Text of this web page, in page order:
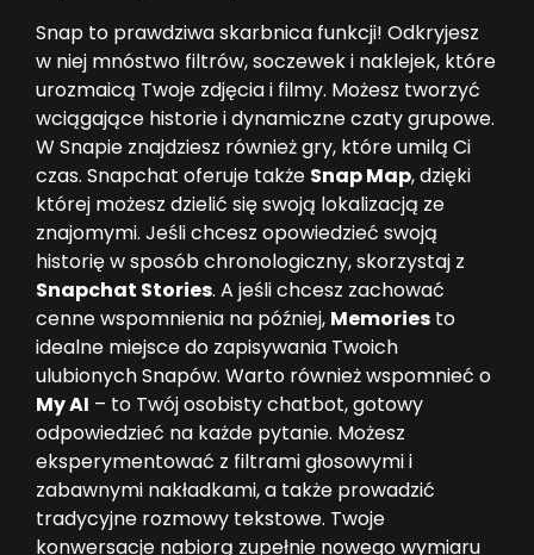
Snap to prawdziwa skarbnica funkcji! Odkryjesz
w niej mnóstwo filtrów, soczewek i naklejek, które
urozmaicą Twoje zdjęcia i filmy. Możesz tworzyć
wciągające historie i dynamiczne czaty grupowe.
W Snapie znajdziesz również gry, które umilą Ci
czas. Snapchat oferuje także Snap Map, dzięki
której możesz dzielić się swoją lokalizacją ze
znajomymi. Jeśli chcesz opowiedzieć swoją
historię w sposób chronologiczny, skorzystaj z
Snapchat Stories. A jeśli chcesz zachować
cenne wspomnienia na później, Memories to
idealne miejsce do zapisywania Twoich
ulubionych Snapów. Warto również wspomnieć o
My AI – to Twój osobisty chatbot, gotowy
odpowiedzieć na każde pytanie. Możesz
eksperymentować z filtrami głosowymi i
zabawnymi nakładkami, a także prowadzić
tradycyjne rozmowy tekstowe. Twoje
konwersacje nabiorą zupełnie nowego wymiaru